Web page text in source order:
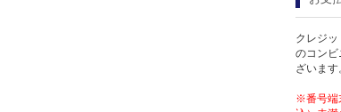
クレジ
のコンビ
ざいます
※番号端